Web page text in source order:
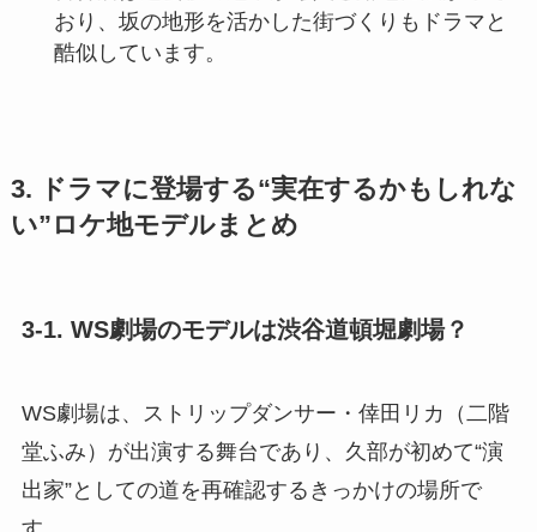
おり、坂の地形を活かした街づくりもドラマと
酷似しています。
3. ドラマに登場する“実在するかもしれな
い”ロケ地モデルまとめ
3-1. WS劇場のモデルは渋谷道頓堀劇場？
WS劇場は、ストリップダンサー・倖田リカ（二階
堂ふみ）が出演する舞台であり、久部が初めて“演
出家”としての道を再確認するきっかけの場所で